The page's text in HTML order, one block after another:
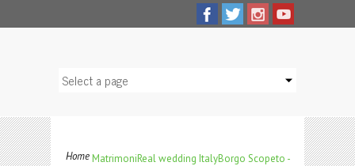
HomeMatrimoniReal wedding ItalyBorgo Scopeto -